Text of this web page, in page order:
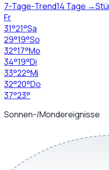
7-Tage-Trend14 Tage →
Fr
31°21°Sa
29°19°So
32°17°Mo
34°19°Di
33°22°Mi
32°20°Do
37°23°
Sonnen-/Mondereignisse